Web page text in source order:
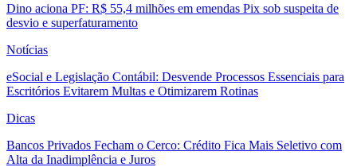
Dino aciona PF: R$ 55,4 milhões em emendas Pix sob suspeita de
desvio e superfaturamento
Notícias
eSocial e Legislação Contábil: Desvende Processos Essenciais para
Escritórios Evitarem Multas e Otimizarem Rotinas
Dicas
Bancos Privados Fecham o Cerco: Crédito Fica Mais Seletivo com
Alta da Inadimplência e Juros